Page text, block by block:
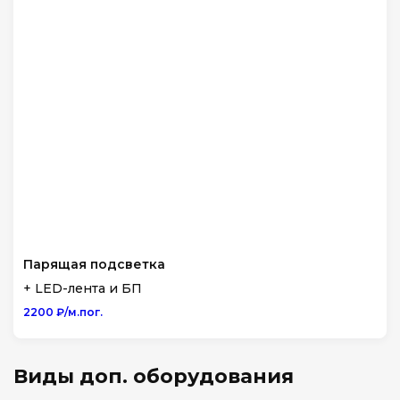
Парящая подсветка
+ LED-лента и БП
2200 ₽/м.пог.
Виды доп. оборудования